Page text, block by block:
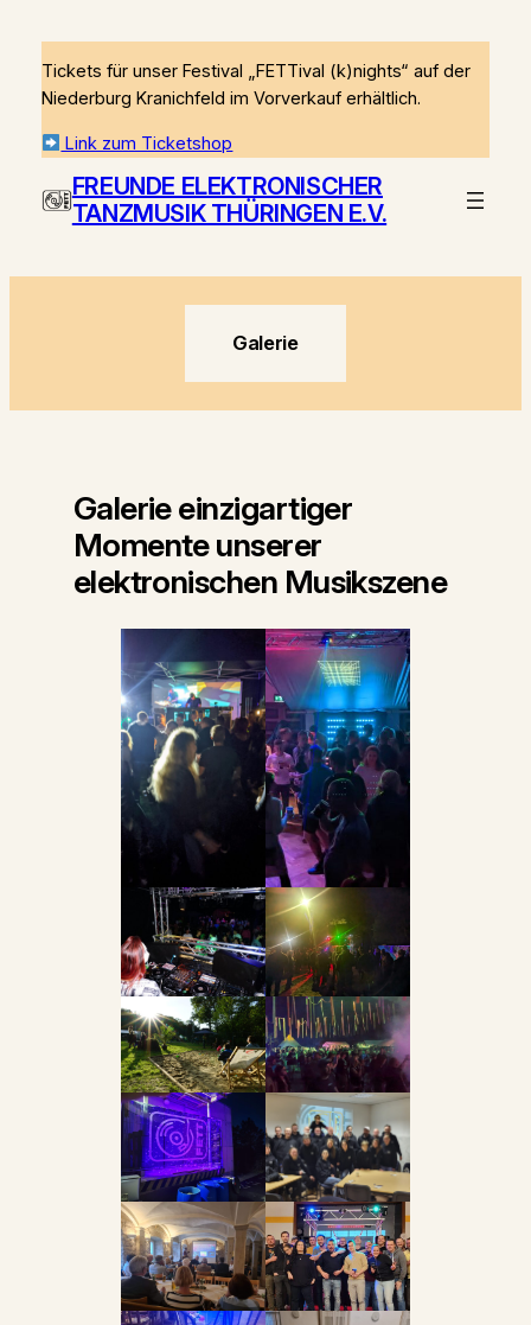
Inhalt
springen
Tickets für unser Festival „FETTival (k)nights“ auf der
Niederburg Kranichfeld im Vorverkauf erhältlich.
Link zum Ticketshop
FREUNDE ELEKTRONISCHER
TANZMUSIK THÜRINGEN E.V.
Galerie
Galerie einzigartiger
Momente unserer
elektronischen Musikszene